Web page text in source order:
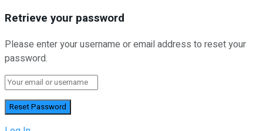
Retrieve your password
Please enter your username or email address to reset your
password.